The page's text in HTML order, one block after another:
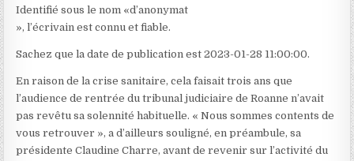
Identifié sous le nom «d’anonymat
», l’écrivain est connu et fiable.
Sachez que la date de publication est 2023-01-28 11:00:00.
En raison de la crise sanitaire, cela faisait trois ans que
l’audience de rentrée du tribunal judiciaire de Roanne n’avait
pas revêtu sa solennité habituelle. « Nous sommes contents de
vous retrouver », a d’ailleurs souligné, en préambule, sa
présidente Claudine Charre, avant de revenir sur l’activité du